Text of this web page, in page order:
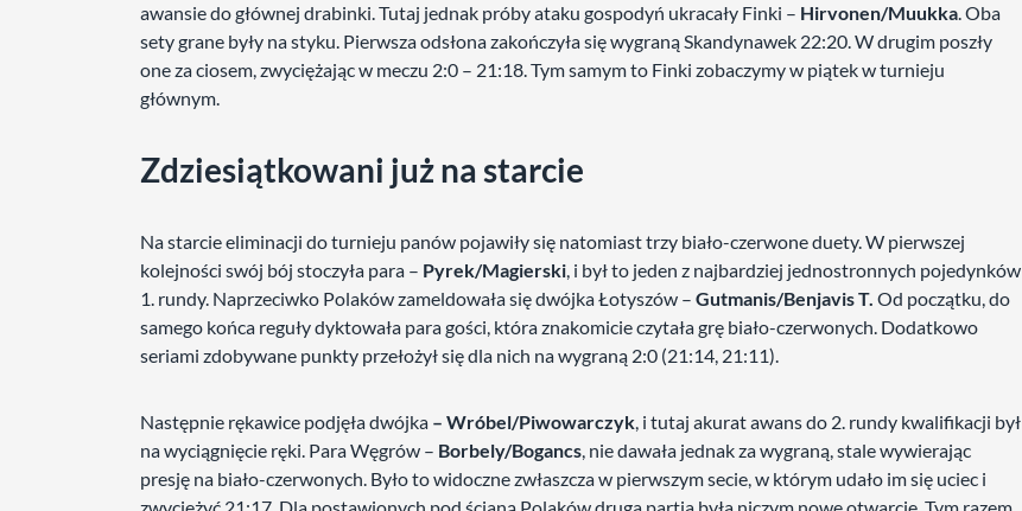
awansie do głównej drabinki. Tutaj jednak próby ataku gospodyń ukracały Finki – Hirvonen/Muukka. Oba
sety grane były na styku. Pierwsza odsłona zakończyła się wygraną Skandynawek 22:20. W drugim poszły
one za ciosem, zwyciężając w meczu 2:0 – 21:18. Tym samym to Finki zobaczymy w piątek w turnieju
głównym.
Zdziesiątkowani już na starcie
Na starcie eliminacji do turnieju panów pojawiły się natomiast trzy biało-czerwone duety. W pierwszej
kolejności swój bój stoczyła para – Pyrek/Magierski, i był to jeden z najbardziej jednostronnych pojedynków
1. rundy. Naprzeciwko Polaków zameldowała się dwójka Łotyszów – Gutmanis/Benjavis T. Od początku, do
samego końca reguły dyktowała para gości, która znakomicie czytała grę biało-czerwonych. Dodatkowo
seriami zdobywane punkty przełożył się dla nich na wygraną 2:0 (21:14, 21:11).
Następnie rękawice podjęła dwójka – Wróbel/Piwowarczyk, i tutaj akurat awans do 2. rundy kwalifikacji był
na wyciągnięcie ręki. Para Węgrów – Borbely/Bogancs, nie dawała jednak za wygraną, stale wywierając
presję na biało-czerwonych. Było to widoczne zwłaszcza w pierwszym secie, w którym udało im się uciec i